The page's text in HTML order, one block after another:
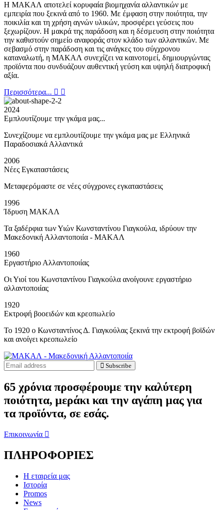
Η ΜΑΚΑΛ αποτελεί κορυφαία βιομηχανία αλλαντικών με
εμπειρία που ξεκινά από το 1960. Με έμφαση στην ποιότητα, την
ποικιλία και τη χρήση αγνών υλικών, προσφέρει γεύσεις που
ξεχωρίζουν. Η μακρά της παράδοση και η δέσμευση στην ποιότητα
την καθιστούν σημείο αναφοράς στον κλάδο των αλλαντικών. Με
σεβασμό στην παράδοση και τις ανάγκες του σύγχρονου
καταναλωτή, η ΜΑΚΑΛ συνεχίζει να καινοτομεί, δημιουργώντας
προϊόντα που συνδυάζουν αυθεντική γεύση και υψηλή διατροφική
αξία.
Περισσότερα...
2024
Εμπλουτίζουμε την γκάμα μας...
Συνεχίζουμε να εμπλουτίζουμε την γκάμα μας με Ελληνικά
Παραδοσιακά Αλλαντικά
2006
Νέες Εγκαταστάσεις
Μεταφερόμαστε σε νέες σύγχρονες εγκαταστάσεις
1996
Ίδρυση ΜΑΚΑΛ
Τα ξαδέρφια των Υιών Κωνσταντίνου Γιαγκούλα, ιδρύουν την
Μακεδονική Αλλαντοποιία - ΜΑΚΑΛ
1960
Εργαστήριο Αλλαντοποιίας
Οι Υιοί του Κωνσταντίνου Γιαγκούλα ανοίγουνε εργαστήριο
αλλαντοποιίας
1920
Εκτροφή βοοειδών και κρεοπωλείο
Το 1920 ο Κωνσταντίνος Δ. Γιαγκούλας ξεκινά την εκτροφή βοϊδών
και ανοίγει κρεοπωλείο
Subscribe
65 χρόνια προσφέρουμε την καλύτερη
ποιότητα, μεράκι και την αγάπη μας για
τα προϊόντα, σε εσάς.
Επικοινωνία
ΠΛΗΡΟΦΟΡΙΕΣ
Η εταιρεία μας
Ιστορία
Promos
News